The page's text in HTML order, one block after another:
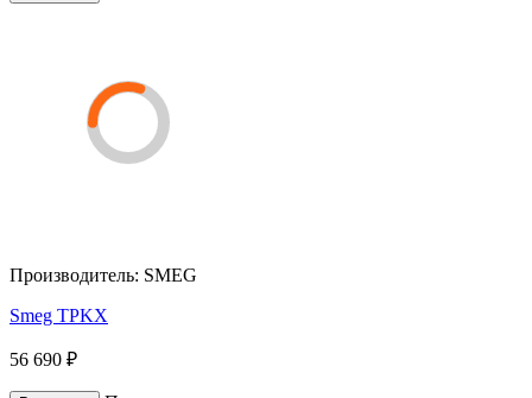
Производитель: SMEG
Smeg TPKX
56 690 ₽